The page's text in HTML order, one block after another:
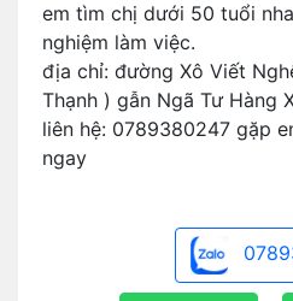
em tìm chị dưới 50 tuổi
nghiệm làm việc.
địa chỉ: đường Xô Viết
Thạnh ) gẫn Ngã Tư Hàng
liên hệ: 0789380247 gặp
ngay